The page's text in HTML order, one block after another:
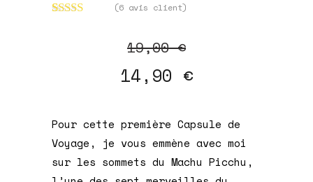
(6 avis client)
19,00€
Le
prix
initial
19,00 €.
14,90 €
Le
prix
actuel
14,90 €.
Pour cette première Capsule de
Voyage, je vous emmène avec moi
sur les sommets du Machu Picchu,